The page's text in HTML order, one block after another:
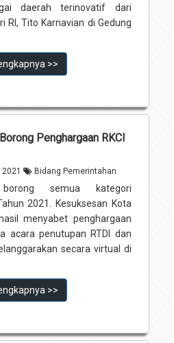
daerah terinovatif dari
RI, Tito Karnavian di Gedung
>>
Penghargaan RKCI
2021 Bidang Pemerintahan
semua kategori
2021. Kesuksesan Kota
menyabet penghargaan
acara penutupan RTDI dan
secara virtual di
>>